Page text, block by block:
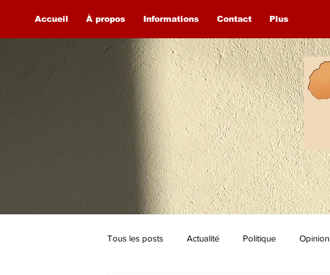
Accueil À propos Informations Contact Plus
Tous les posts Actualité Politique Opinion